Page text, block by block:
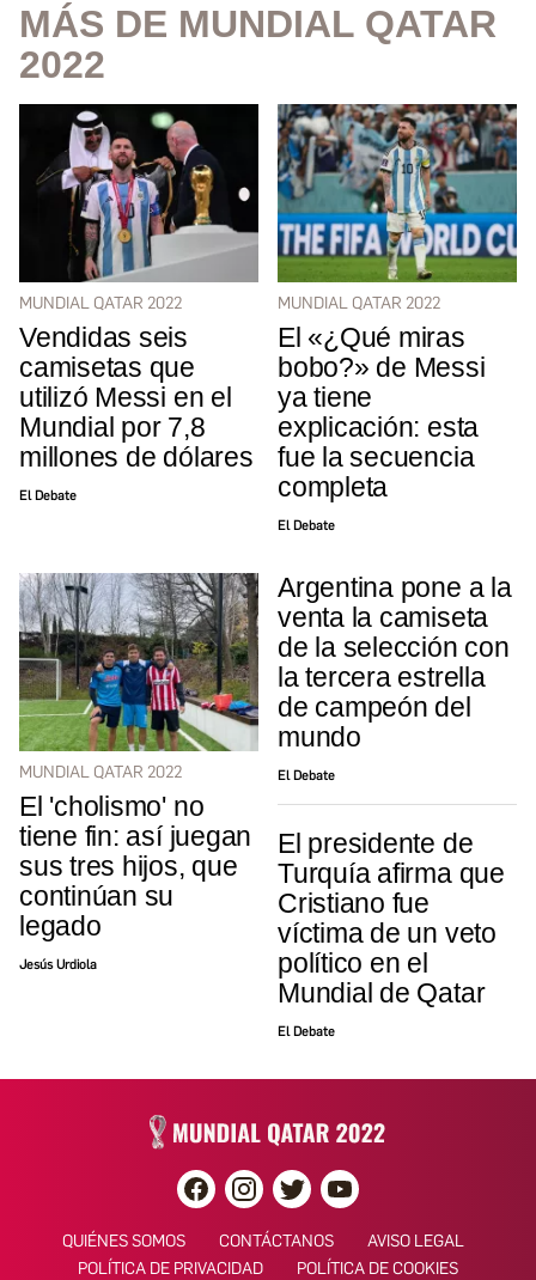
MÁS DE MUNDIAL QATAR
2022
MUNDIAL QATAR 2022
Vendidas seis
camisetas que
utilizó Messi en el
Mundial por 7,8
millones de dólares
El Debate
MUNDIAL QATAR 2022
El «¿Qué miras
bobo?» de Messi
ya tiene
explicación: esta
fue la secuencia
completa
El Debate
MUNDIAL QATAR 2022
El 'cholismo' no
tiene fin: así juegan
sus tres hijos, que
continúan su
legado
Jesús Urdiola
Argentina pone a la
venta la camiseta
de la selección con
la tercera estrella
de campeón del
mundo
El Debate
El presidente de
Turquía afirma que
Cristiano fue
víctima de un veto
político en el
Mundial de Qatar
El Debate
QUIÉNES SOMOS CONTÁCTANOS
AVISO LEGAL
POLÍTICA DE PRIVACIDAD
POLÍTICA DE COOKIES